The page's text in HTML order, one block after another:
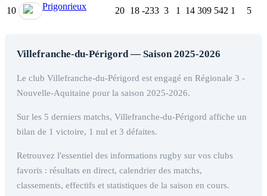
10 Prigonrieux 20 18 -233 3 1 14 309 542 1 5
Villefranche-du-Périgord — Saison 2025-2026
Le club Villefranche-du-Périgord est engagé en Régionale 3 -
Nouvelle-Aquitaine pour la saison 2025-2026.
Sur les 5 derniers matchs, Villefranche-du-Périgord affiche un
bilan de 1 victoire, 1 nul et 3 défaites.
Retrouvez l'essentiel des informations rugby sur vos clubs
favoris : résultats en direct, calendrier des matchs,
classements, effectifs et statistiques de la saison en cours.